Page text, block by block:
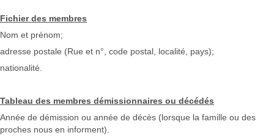
Fichier des membres
Nom et prénom;
adresse postale (Rue et n°, code postal, localité, pays);
nationalité.
Tableau des membres démissionnaires ou décédés
Année de démission ou année de décès (lorsque la famille ou des
proches nous en informent).